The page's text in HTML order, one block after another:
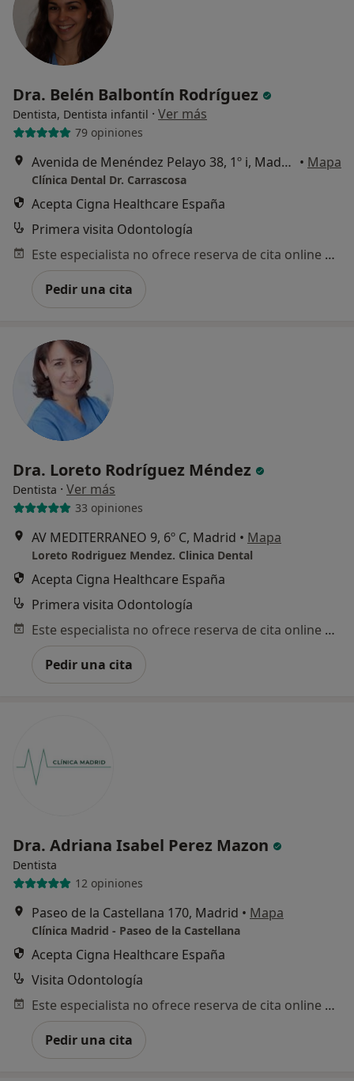
Dra. Belén Balbontín Rodríguez
Dentista, Dentista infantil · Ver más
79 opiniones
Avenida de Menéndez Pelayo 38, 1º i, Madrid • Mapa
Clínica Dental Dr. Carrascosa
Acepta Cigna Healthcare España
Primera visita Odontología
Este especialista no ofrece reserva de cita online en esta dirección.
Pedir una cita
Dra. Loreto Rodríguez Méndez
Dentista · Ver más
33 opiniones
AV MEDITERRANEO 9, 6º C, Madrid • Mapa
Loreto Rodriguez Mendez. Clinica Dental
Acepta Cigna Healthcare España
Primera visita Odontología
Este especialista no ofrece reserva de cita online en esta dirección.
Pedir una cita
Dra. Adriana Isabel Perez Mazon
Dentista
12 opiniones
Paseo de la Castellana 170, Madrid • Mapa
Clínica Madrid - Paseo de la Castellana
Acepta Cigna Healthcare España
Visita Odontología
Este especialista no ofrece reserva de cita online en esta dirección.
Pedir una cita